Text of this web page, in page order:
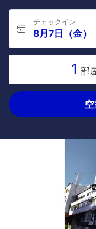
チェックイン
8月7日（金）
1 部